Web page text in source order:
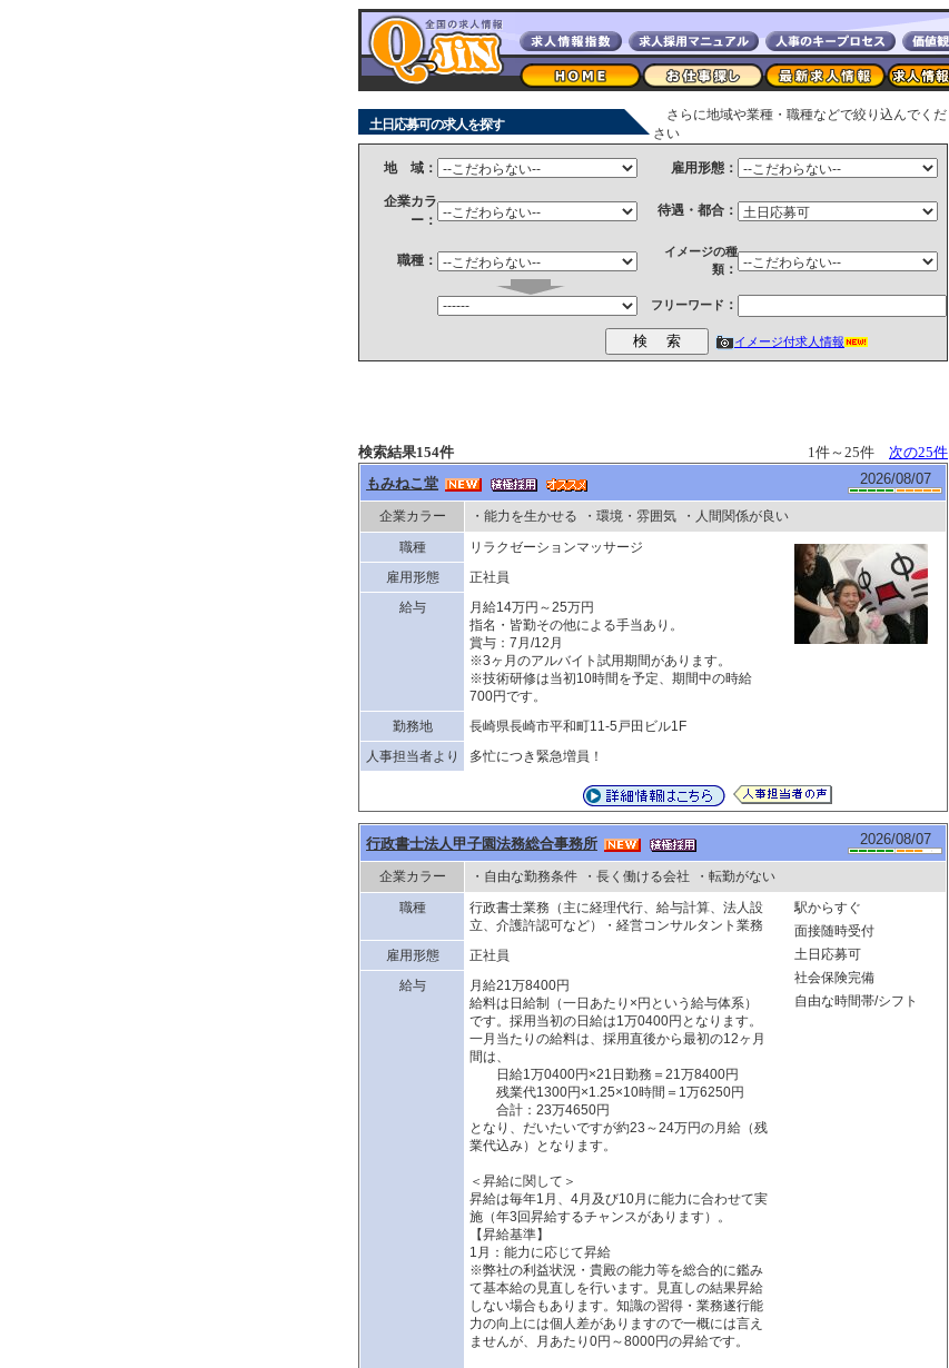
土日応募可の求人を探す
さらに地域や業種・職種などで絞り込んでくだ
さい
地 域： 雇用形態：
企業カラ
ー：
待遇・都合：
職種：
イメージの種
類 ：
フリーワード ：
イメージ付求人情報
検索結果154件 1件～25件 次の25件
もみねこ堂
2026/08/07
企業カラー ・能力を生かせる ・環境・雰囲気
・人間関係が良い
職種
リラクゼーションマッサージ
雇用形態
正社員
給与
月給14万円～25万円
指名・皆勤その他による手当あり。
賞与：7月/12月
※3ヶ月のアルバイト試用期間があります。
※技術研修は当初10時間を予定、期間中の時給
700円です。
勤務地
長崎県長崎市平和町11-5戸田ビル1F
人事担当者より
多忙につき緊急増員！
行政書士法人甲子園法務総合事務所 2026/08/07
企業カラー ・自由な勤務条件 ・長く働ける会社
・転勤がない
職種
行政書士業務（主に経理代行、給与計算、法人設
立、介護許認可など）・経営コンサルタント業務
雇用形態
正社員
給与
月給21万8400円
給料は日給制（一日あたり×円という給与体系）
です。採用当初の日給は1万0400円となります。
一月当たりの給料は、採用直後から最初の12ヶ月
間は、
日給1万0400円×21日勤務＝21万8400円
残業代1300円×1.25×10時間＝1万6250円
合計：23万4650円
となり、だいたいですが約23～24万円の月給（残
業代込み）となります。
＜昇給に関して＞
昇給は毎年1月、4月及び10月に能力に合わせて実
施（年3回昇給するチャンスがあります）。
【昇給基準】
1月：能力に応じて昇給
※弊社の利益状況・貴殿の能力等を総合的に鑑み
て基本給の見直しを行います。見直しの結果昇給
しない場合もあります。知識の習得・業務遂行能
力の向上には個人差がありますので一概には言え
ませんが、月あたり0円～8000円の昇給です。
駅からすぐ
面接随時受付
土日応募可
社会保険完備
自由な時間帯/シフト